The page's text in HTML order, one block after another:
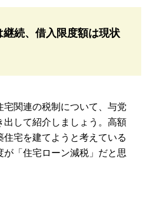
続、借入限度額は現状
宅関連の税制について、与党
出して紹介しましょう。高額
住宅を建てようと考えている
が「住宅ローン減税」だと思